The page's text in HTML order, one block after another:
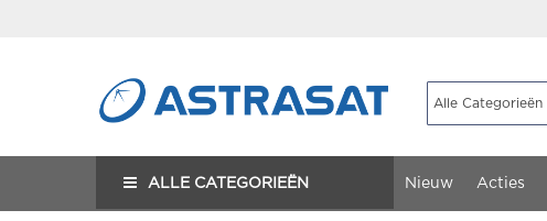
ALLE CATEGORIEËN Nieuw Acties